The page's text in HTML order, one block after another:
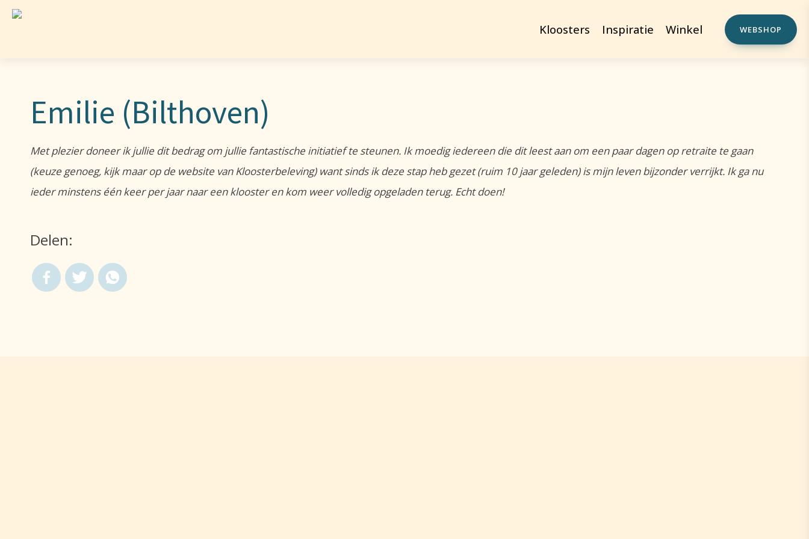
Kloosters Inspiratie Winkel WEBSHOP
Emilie (Bilthoven)
Met plezier doneer ik jullie dit bedrag om jullie fantastische initiatief te steunen. Ik moedig iedereen die dit leest aan om een paar dagen op retraite te gaan
(keuze genoeg, kijk maar op de website van Kloosterbeleving) want sinds ik deze stap heb gezet (ruim 10 jaar geleden) is mijn leven bijzonder verrijkt. Ik ga nu
ieder minstens één keer per jaar naar een klooster en kom weer volledig opgeladen terug. Echt doen!
Delen: